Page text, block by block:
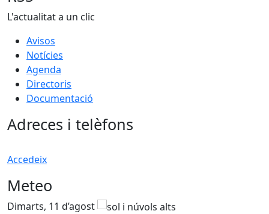
L'actualitat a un clic
Avisos
Notícies
Agenda
Directoris
Documentació
Adreces i telèfons
Accedeix
Meteo
Dimarts, 11 d’agost